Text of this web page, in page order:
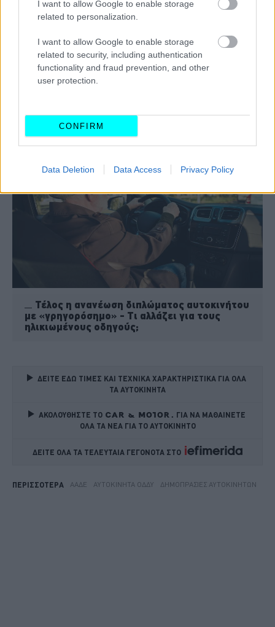
I want to allow Google to enable storage
related to personalization.
I want to allow Google to enable storage
related to security, including authentication
functionality and fraud prevention, and other
user protection.
CONFIRM
Data Deletion Data Access Privacy Policy
Ανοίγει ο δρόμος για την παραγωγή «Made
in Greece» μπαταριών -Τι άλλαξε;
Τέλος η ανανέωση διπλώματος αυτοκινήτου
με «γρηγορόσημο» - Τι αλλάζει για τους
ηλικιωμένους οδηγούς;
ΔΕΙΤΕ ΕΔΩ ΤΙΜΕΣ ΚΑΙ ΤΕΧΝΙΚΑ ΧΑΡΑΚΤΗΡΙΣΤΙΚΑ ΓΙΑ ΟΛΑ
ΤΑ ΑΥΤΟΚΙΝΗΤΑ
ΑΚΟΛΟΥΘΗΣΤΕ ΤΟ
ΓΙΑ ΝΑ ΜΑΘΑΙΝΕΤΕ
ΟΛΑ ΤΑ ΝΕΑ ΓΙΑ ΤΟ ΑΥΤΟΚΙΝΗΤΟ
ΔΕΙΤΕ ΟΛΑ ΤΑ ΤΕΛΕΥΤΑΙΑ ΓΕΓΟΝΟΤΑ ΣΤΟ
ΠΕΡΙΣΣΟΤΕΡΑ ΑΑΔΕ ΑΥΤΟΚΊΝΗΤΑ ΟΔΔΥ ΔΗΜΟΠΡΑΣΊΕΣ ΑΥΤΟΚΙΝΉΤΩΝ